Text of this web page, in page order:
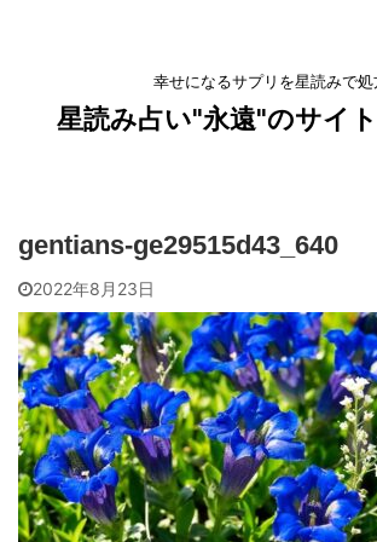
幸せになるサプリを星読みで処
星読み占い"永遠"のサイト
gentians-ge29515d43_640
2022年8月23日